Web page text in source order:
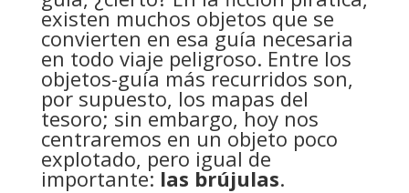
existen muchos objetos que se
convierten en esa guía necesaria
en todo viaje peligroso. Entre los
objetos-guía más recurridos son,
por supuesto, los mapas del
tesoro; sin embargo, hoy nos
centraremos en un objeto poco
explotado, pero igual de
importante: las brújulas.